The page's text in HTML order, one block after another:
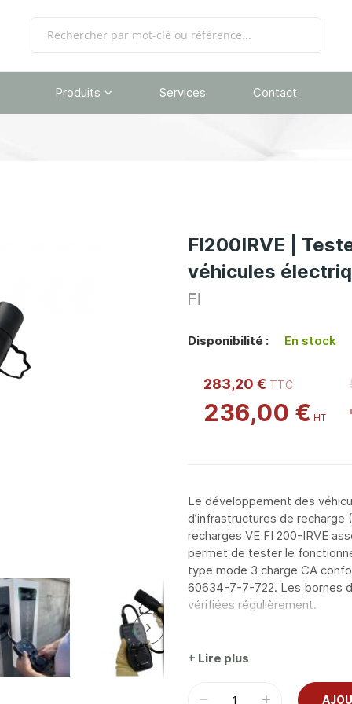
Produits Services Contact
FI200IRVE |
véhicules
FI
Disponibilité : En stock
283,20 €
236,00 €
Le développement des
d’infrastructures de
recharges VE FI 200-IRVE
permet de tester le
type mode 3 charge CA
60634-7-7-722. Les bornes
vérifiées régulièrement.
PP et CP et de générer des
+ Lire plus